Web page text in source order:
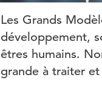
Les Grands
développement,
êtres humains.
grande à traiter